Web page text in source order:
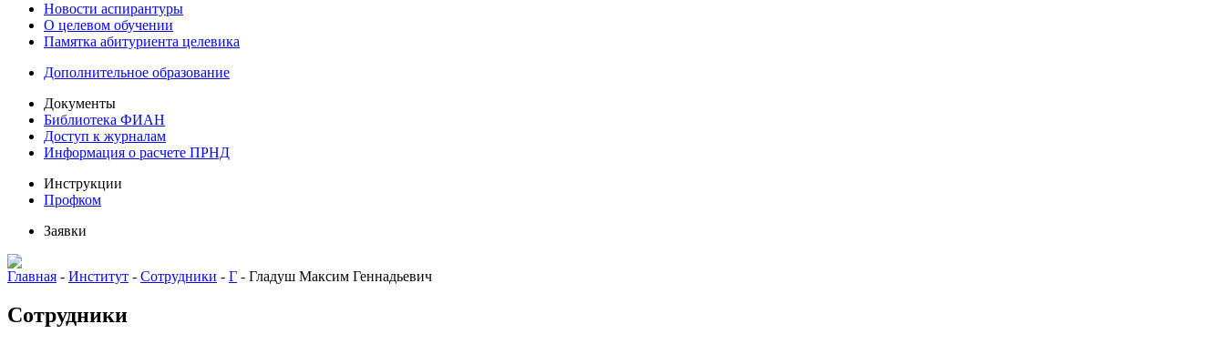
Новости аспирантуры
О целевом обучении
Памятка абитуриента целевика
Дополнительное образование
Документы
Библиотека ФИАН
Доступ к журналам
Информация о расчете ПРНД
Инструкции
Профком
Заявки
Главная - Институт - Сотрудники - Г - Гладуш Максим Геннадьевич
Сотрудники